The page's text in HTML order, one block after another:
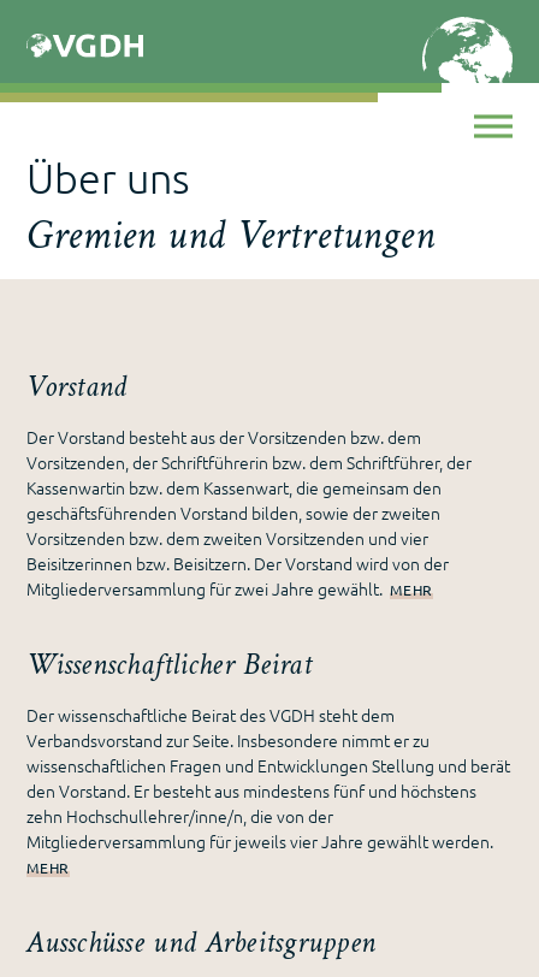
content
Über uns
Gremien und Vertretungen
Vorstand
Der Vorstand besteht aus der Vorsitzenden bzw. dem
Vorsitzenden, der Schriftführerin bzw. dem Schriftführer, der
Kassenwartin bzw. dem Kassenwart, die gemeinsam den
geschäftsführenden Vorstand bilden, sowie der zweiten
Vorsitzenden bzw. dem zweiten Vorsitzenden und vier
Beisitzerinnen bzw. Beisitzern. Der Vorstand wird von der
Mitgliederversammlung für zwei Jahre gewählt.MEHR
Wissenschaftlicher Beirat
Der wissenschaftliche Beirat des VGDH steht dem
Verbandsvorstand zur Seite. Insbesondere nimmt er zu
wissenschaftlichen Fragen und Entwicklungen Stellung und berät
den Vorstand. Er besteht aus mindestens fünf und höchstens
zehn Hochschullehrer/inne/n, die von der
Mitgliederversammlung für jeweils vier Jahre gewählt werden.
MEHR
Ausschüsse und Arbeitsgruppen